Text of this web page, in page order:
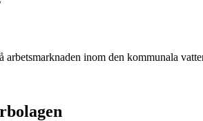
inom den kommunala